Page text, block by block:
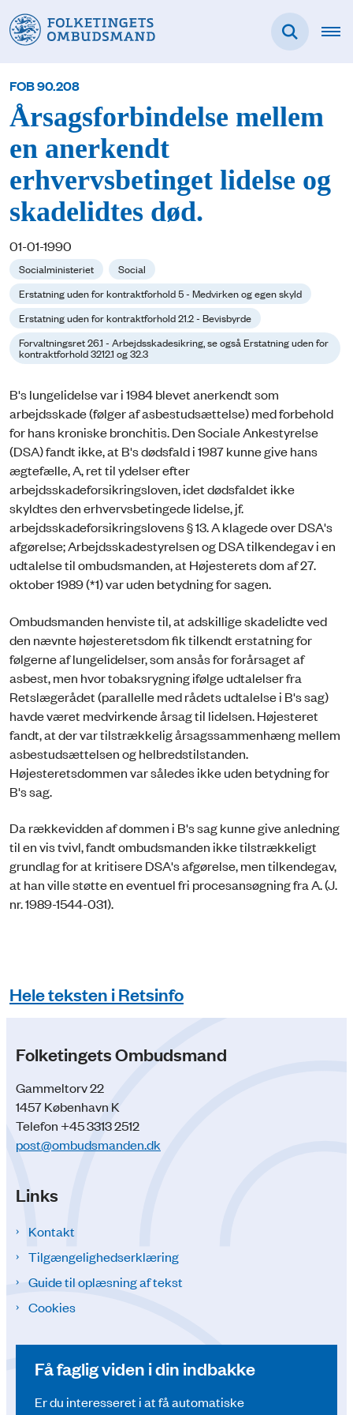
FOB 90.208
Årsagsforbindelse mellem
en anerkendt
erhvervsbetinget lidelse og
skadelidtes død.
01-01-1990
Socialministeriet
Social
Erstatning uden for kontraktforhold 5 - Medvirken og egen skyld
Erstatning uden for kontraktforhold 21.2 - Bevisbyrde
Forvaltningsret 26.1 - Arbejdsskadesikring, se også Erstatning uden for
kontraktforhold 3212.1 og 32.3
B's lungelidelse var i 1984 blevet anerkendt som
arbejdsskade (følger af asbestudsættelse) med forbehold
for hans kroniske bronchitis. Den Sociale Ankestyrelse
(DSA) fandt ikke, at B's dødsfald i 1987 kunne give hans
ægtefælle, A, ret til ydelser efter
arbejdsskadeforsikringsloven, idet dødsfaldet ikke
skyldtes den erhvervsbetingede lidelse, jf.
arbejdsskadeforsikringslovens § 13. A klagede over DSA's
afgørelse; Arbejdsskadestyrelsen og DSA tilkendegav i en
udtalelse til ombudsmanden, at Højesterets dom af 27.
oktober 1989 (*1) var uden betydning for sagen.
Ombudsmanden henviste til, at adskillige skadelidte ved
den nævnte højesteretsdom fik tilkendt erstatning for
følgerne af lungelidelser, som ansås for forårsaget af
asbest, men hvor tobaksrygning ifølge udtalelser fra
Retslægerådet (parallelle med rådets udtalelse i B's sag)
havde været medvirkende årsag til lidelsen. Højesteret
fandt, at der var tilstrækkelig årsagssammenhæng mellem
asbestudsættelsen og helbredstilstanden.
Højesteretsdommen var således ikke uden betydning for
B's sag.
Da rækkevidden af dommen i B's sag kunne give anledning
til en vis tvivl, fandt ombudsmanden ikke tilstrækkeligt
grundlag for at kritisere DSA's afgørelse, men tilkendegav,
at han ville støtte en eventuel fri procesansøgning fra A. (J.
nr. 1989-1544-031).
Hele teksten i Retsinfo
Folketingets Ombudsmand
Gammeltorv 22
1457 København K
Telefon +45 3313 2512
post@ombudsmanden.dk
Links
Kontakt
Tilgængelighedserklæring
Guide til oplæsning af tekst
Cookies
Få faglig viden i din indbakke
Er du interesseret i at få automatiske